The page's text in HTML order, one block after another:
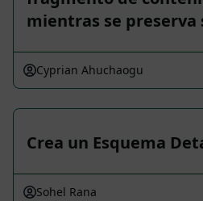
mientras se preserva
Cyprian Ahuchaogu
Crea un Esquema
Sohel Rana